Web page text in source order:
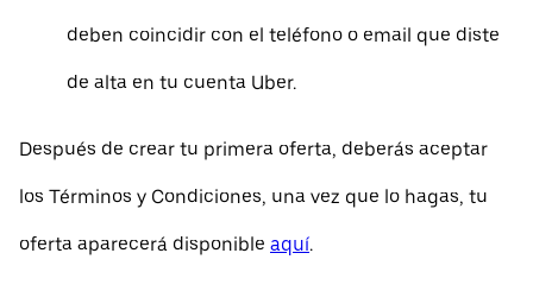
deben coincidir con el teléfono o email que diste
de alta en tu cuenta Uber.
Después de crear tu primera oferta, deberás aceptar
los Términos y Condiciones, una vez que lo hagas, tu
oferta aparecerá disponible aquí.